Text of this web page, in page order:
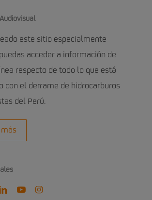
este sitio especialmente
acceder a información de
respecto de todo lo que está
con el derrame de hidrocarburos
del Perú.
youtubeinstagram